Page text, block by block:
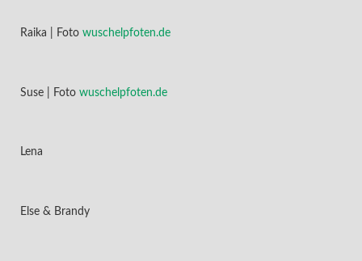
Raika | Foto wuschelpfoten.de
Suse | Foto wuschelpfoten.de
Lena
Else & Brandy